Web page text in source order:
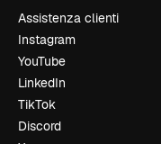
Assistenza clienti
Instagram
YouTube
LinkedIn
TikTok
Discord